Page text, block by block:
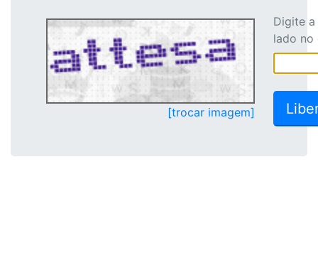
[trocar imagem]
Digite
lado no